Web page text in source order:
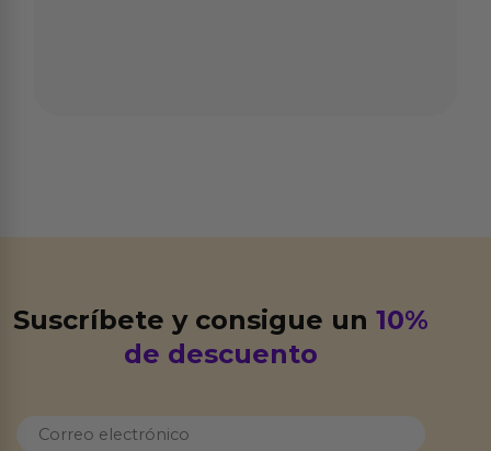
Suscríbete y consigue un10%
de descuento